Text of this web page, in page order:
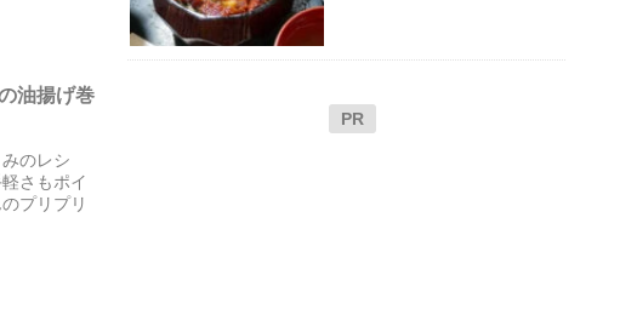
油揚げ巻
のレシ
さもポイ
プリプリ
PR